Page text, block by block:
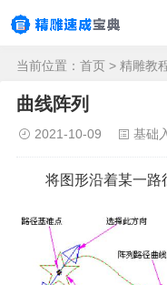
当前位置： 首页 > 精雕教
曲线阵列
2021-10-09 基础
将图形沿着某一路